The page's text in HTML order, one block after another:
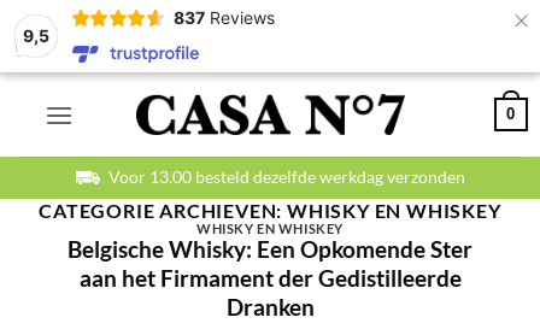
9,5
837 Reviews ×
Ga
0
Voor 13.00 besteld dezelfde werkdag verzonden
CATEGORIE ARCHIEVEN:WHISKY EN WHISKEY
WHISKY EN WHISKEY
Belgische Whisky: Een Opkomende Ster
aan het Firmament der Gedistilleerde
Dranken